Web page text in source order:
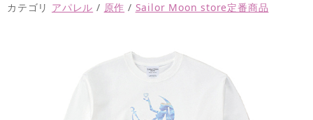
カテゴリ アパレル / 原作 / Sailor Moon store定番商品